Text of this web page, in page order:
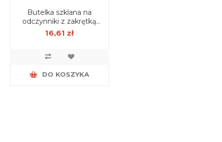
Butelka szklana na
odczynniki z zakrętką
GL45 500 ml
16,61 zł
DO KOSZYKA